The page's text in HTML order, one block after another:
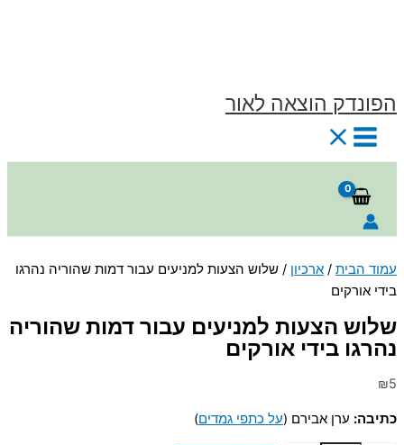
הפונדק הוצאה לאור
עמוד הבית / ארכיון / שלוש הצעות למניעים עבור דמות שהוריה נהרגו
בידי אורקים
שלוש הצעות למניעים עבור דמות שהוריה
נהרגו בידי אורקים
₪5
כתיבה: ערן אבירם (על כתפי גמדים)